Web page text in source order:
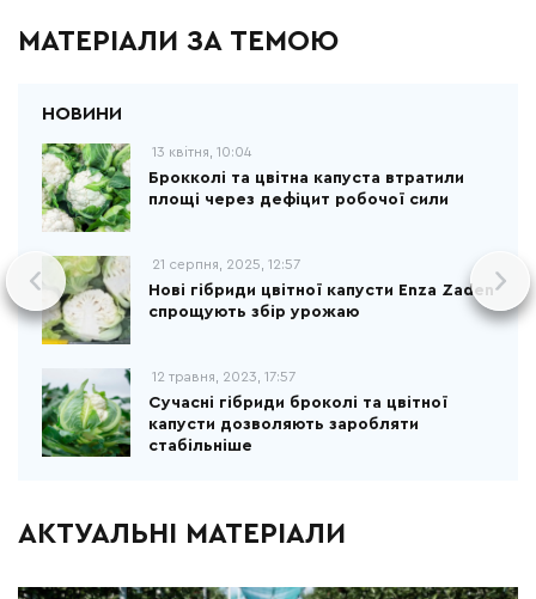
МАТЕРІАЛИ ЗА ТЕМОЮ
13 квітня, 10:04
Брокколі та цвітна капуста втратили
площі через дефіцит робочої сили
21 серпня, 2025, 12:57
Нові гібриди цвітної капусти Enza Zaden
спрощують збір урожаю
12 травня, 2023, 17:57
Сучасні гібриди броколі та цвітної
капусти дозволяють заробляти
стабільніше
АКТУАЛЬНІ МАТЕРІАЛИ